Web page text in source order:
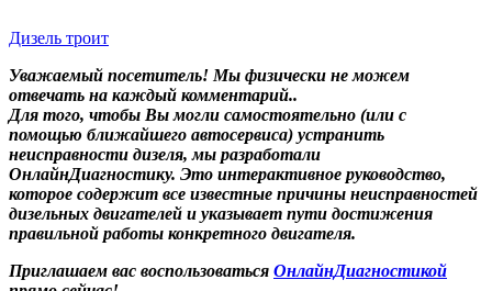
Дизель троит
Уважаемый посетитель! Мы физически не можем
отвечать на каждый комментарий..
Для того, чтобы Вы могли самостоятельно (или с
помощью ближайшего автосервиса) устранить
неисправности дизеля, мы разработали
ОнлайнДиагностику. Это интерактивное руководство,
которое содержит все известные причины неисправностей
дизельных двигателей и указывает пути достижения
правильной работы конкретного двигателя.
Приглашаем вас воспользоваться ОнлайнДиагностикой